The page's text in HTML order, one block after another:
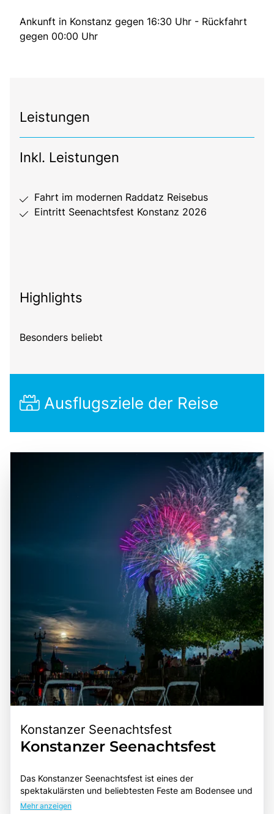
Ankunft in Konstanz gegen 16:30 Uhr - Rückfahrt
gegen 00:00 Uhr
Leistungen
Inkl. Leistungen
Fahrt im modernen Raddatz Reisebus
Eintritt Seenachtsfest Konstanz 2026
Highlights
Besonders beliebt
Ausflugsziele der Reise
Konstanzer Seenachtsfest
Konstanzer Seenachtsfest
Das Konstanzer Seenachtsfest ist eines der
spektakulärsten und beliebtesten Feste am Bodensee und
zieht jedes Jahr Tausende von Besuchern an. Dieses
Mehr anzeigen